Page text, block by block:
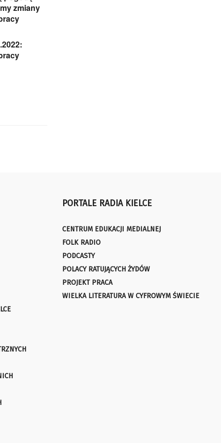
zmiany
PORTALE RADIA KIELCE
CENTRUM EDUKACJI MEDIALNEJ
FOLK RADIO
PODCASTY
POLACY RATUJĄCYCH ŻYDÓW
PROJEKT PRACA
WIELKA LITERATURA W CYFROWYM ŚWIECIE